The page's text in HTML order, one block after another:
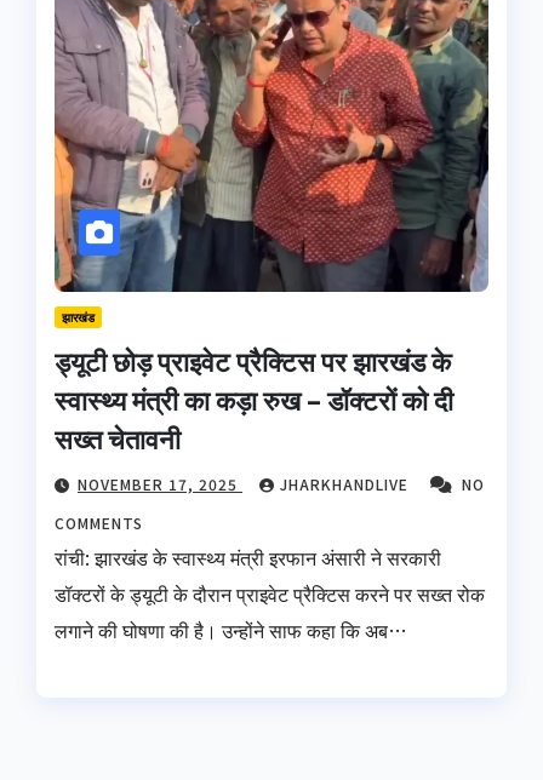
झारखंड
ड्यूटी छोड़ प्राइवेट प्रैक्टिस पर झारखंड के
स्वास्थ्य मंत्री का कड़ा रुख – डॉक्टरों को दी
सख्त चेतावनी
NOVEMBER 17, 2025 JHARKHANDLIVE
NO
COMMENTS
रांची: झारखंड के स्वास्थ्य मंत्री इरफान अंसारी ने सरकारी
डॉक्टरों के ड्यूटी के दौरान प्राइवेट प्रैक्टिस करने पर सख्त रोक
लगाने की घोषणा की है। उन्होंने साफ कहा कि अब…